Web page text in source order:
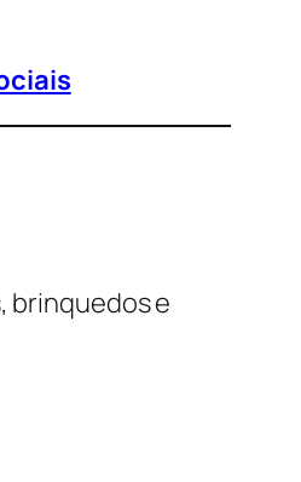
brinquedos e